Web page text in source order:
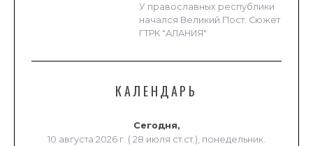
У православных республики
начался Великий Пост. Сюжет
ГТРК "АЛАНИЯ"
КАЛЕНДАРЬ
Сегодня,
10 августа 2026 г. ( 28 июля ст.ст.), понедельник.